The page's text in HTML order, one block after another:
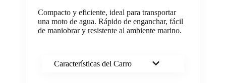
Compacto y eficiente, ideal para transportar
una moto de agua. Rápido de enganchar, fácil
de maniobrar y resistente al ambiente marino.
Características del Carro